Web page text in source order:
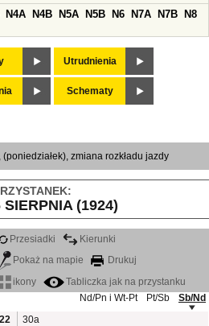
N4A N4B N5A N5B N6 N7A N7B
N8
Utrudnienia
Schematy
zmiana rozkładu jazdy
SIERPNIA (1924)
Przesiadki
Kierunki
Pokaż na mapie
Drukuj
ikony
Tabliczka jak na przystanku
Nd/Pn i Wt-Pt
Pt/Sb
Sb/Nd
22
30a